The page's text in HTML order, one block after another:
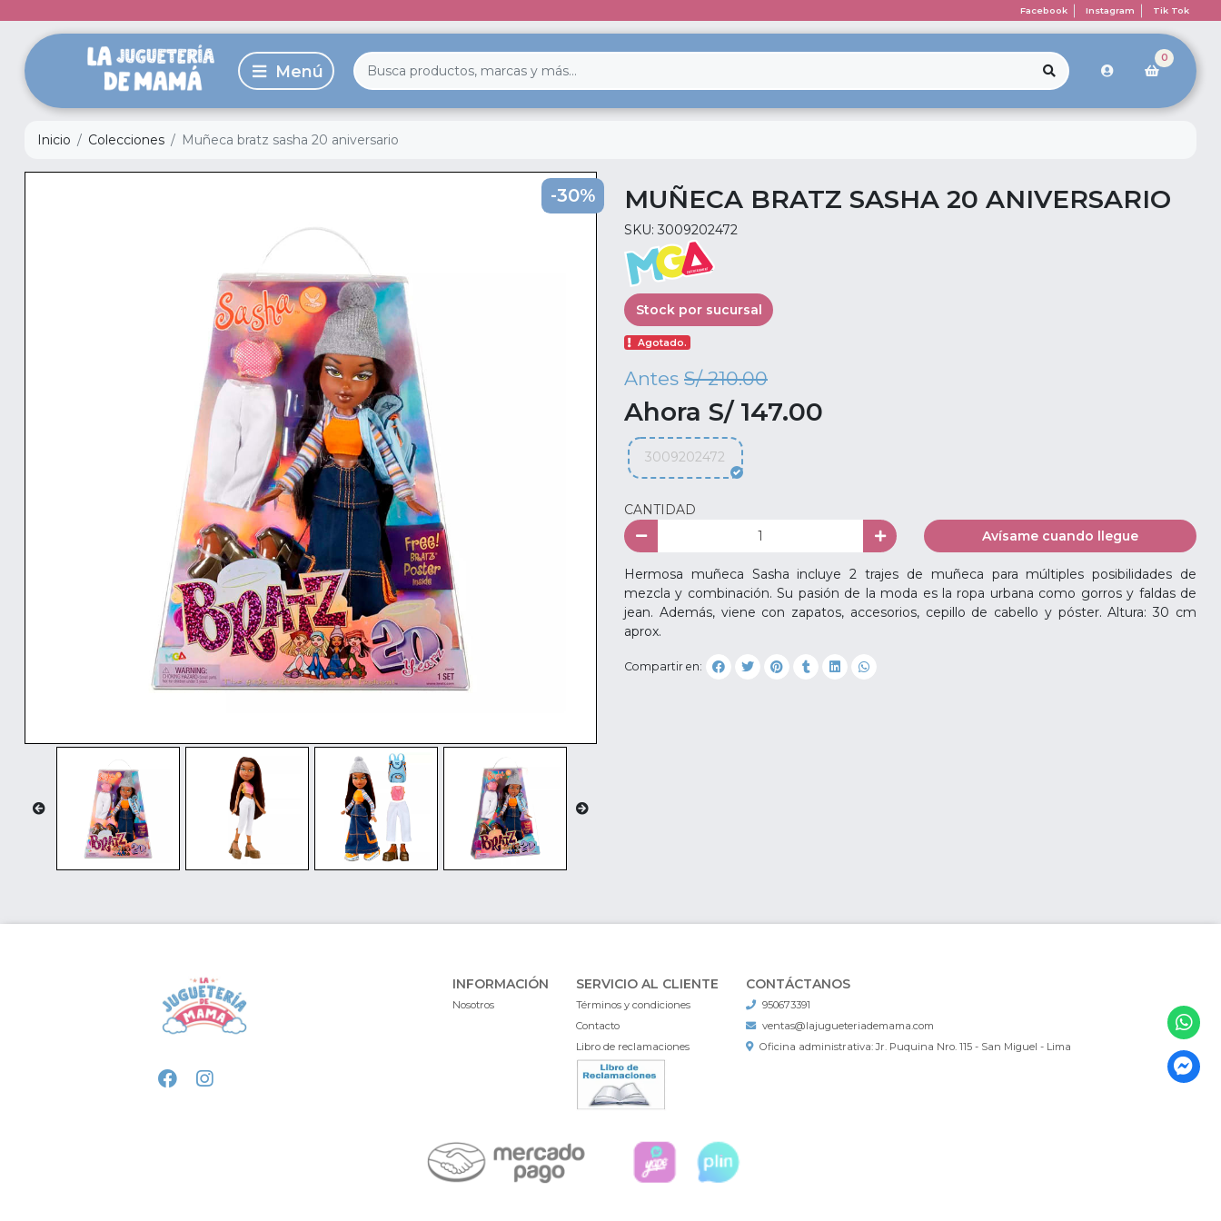
Facebook Instagram Tik Tok
0
Inicio Colecciones Muñeca bratz sasha 20 aniversario
-30% MUÑECA BRATZ SASHA 20 ANIVERSARIO
SKU: 3009202472
Stock por sucursal
Agotado.
Antes S/ 210.00
Ahora S/ 147.00
3009202472
CANTIDAD
Avísame cuando llegue
Hermosa muñeca Sasha incluye 2 trajes de muñeca para múltiples posibilidades de
mezcla y combinación. Su pasión de la moda es la ropa urbana como gorros y faldas de
jean. Además, viene con zapatos, accesorios, cepillo de cabello y póster. Altura: 30 cm
aprox.
Compartir en:
INFORMACIÓN
Nosotros
SERVICIO AL CLIENTE
Términos y condiciones
Contacto
Libro de reclamaciones
CONTÁCTANOS
950673391
ventas@lajugueteriademama.com
Oficina administrativa: Jr. Puquina Nro. 115 - San Miguel - Lima